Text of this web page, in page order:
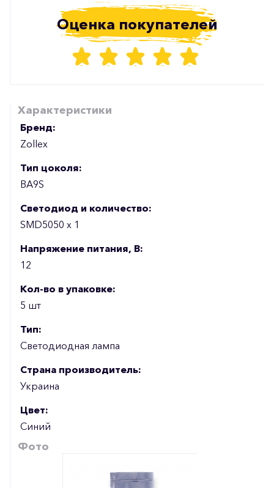
Оценка покупателей
Характеристики
Бренд:
Zollex
Тип цоколя:
BA9S
Светодиод и количество:
SMD5050 х 1
Напряжение питания, В:
12
Кол-во в упаковке:
5 шт
Тип:
Светодиодная лампа
Страна производитель:
Украина
Цвет:
Синий
Фото